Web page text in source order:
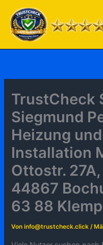
Inhalt
springen
TrustCheck
Siegmund
Heizung
Installation
Ottostr.
44867
63 88
Voninfo@trustcheck.click/